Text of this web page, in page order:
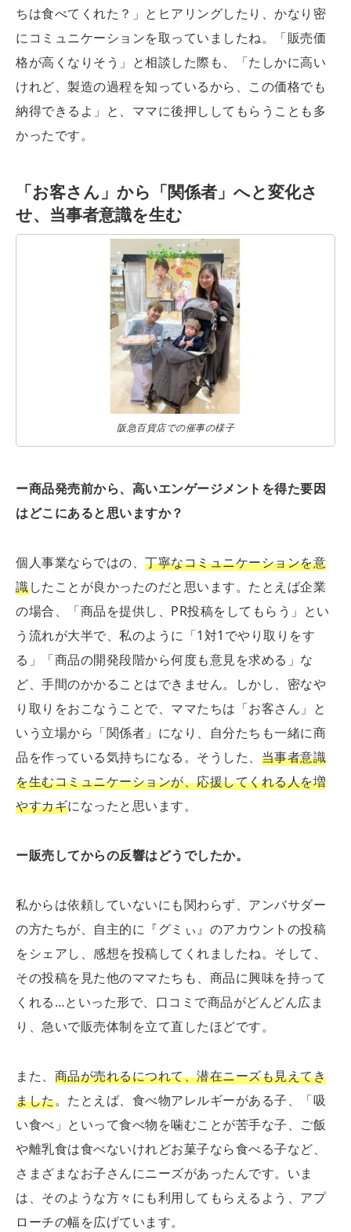
ちは食べてくれた？」とヒアリングしたり、かなり密
にコミュニケーションを取っていましたね。「販売価
格が高くなりそう」と相談した際も、「たしかに高い
けれど、製造の過程を知っているから、この価格でも
納得できるよ」と、ママに後押ししてもらうことも多
かったです。
「お客さん」から「関係者」へと変化さ
せ、当事者意識を生む
阪急百貨店での催事の様子
ー商品発売前から、高いエンゲージメントを得た要因
はどこにあると思いますか？
個人事業ならではの、 丁寧なコミュニケーションを意
識したことが良かったのだと思います。たとえば企業
の場合、「商品を提供し、PR投稿をしてもらう」とい
う流れが大半で、私のように「1対1でやり取りをす
る」「商品の開発段階から何度も意見を求める」な
ど、手間のかかることはできません。しかし、密なや
り取りをおこなうことで、ママたちは「お客さん」と
いう立場から「関係者」になり、自分たちも一緒に商
品を作っている気持ちになる。そうした、 当事者意識
を生むコミュニケーションが、応援してくれる人を増
やすカギになったと思います。
ー販売してからの反響はどうでしたか。
私からは依頼していないにも関わらず、アンバサダー
の方たちが、自主的に『グミぃ』のアカウントの投稿
をシェアし、感想を投稿してくれましたね。そして、
その投稿を見た他のママたちも、商品に興味を持って
くれる…といった形で、口コミで商品がどんどん広ま
り、急いで販売体制を立て直したほどです。
また、 商品が売れるにつれて、潜在ニーズも見えてき
ました。たとえば、食べ物アレルギーがある子、「吸
い食べ」といって食べ物を噛むことが苦手な子、ご飯
や離乳食は食べないけれどお菓子なら食べる子など、
さまざまなお子さんにニーズがあったんです。いま
は、そのような方々にも利用してもらえるよう、アプ
ローチの幅を広げています。